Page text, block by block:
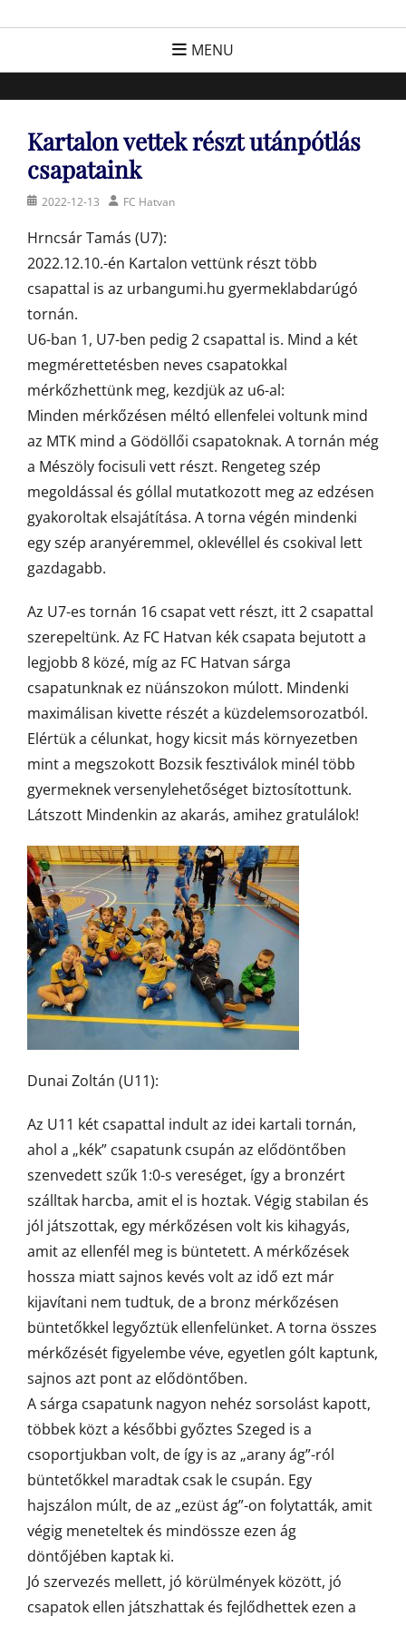
FC Hatvan
Egyesület a hatvani labdarúgásért, sportért!
MENU
Kartalon vettek részt utánpótlás
csapataink
Posted2022-12-13 AuthorFC Hatvan
Hrncsár Tamás (U7):
2022.12.10.-én Kartalon vettünk részt több
csapattal is az urbangumi.hu gyermeklabdarúgó
tornán.
U6-ban 1, U7-ben pedig 2 csapattal is. Mind a két
megmérettetésben neves csapatokkal
mérkőzhettünk meg, kezdjük az u6-al:
Minden mérkőzésen méltó ellenfelei voltunk mind
az MTK mind a Gödöllői csapatoknak. A tornán még
a Mészöly focisuli vett részt. Rengeteg szép
megoldással és góllal mutatkozott meg az edzésen
gyakoroltak elsajátítása. A torna végén mindenki
egy szép aranyéremmel, oklevéllel és csokival lett
gazdagabb.
Az U7-es tornán 16 csapat vett részt, itt 2 csapattal
szerepeltünk. Az FC Hatvan kék csapata bejutott a
legjobb 8 közé, míg az FC Hatvan sárga
csapatunknak ez nüánszokon múlott. Mindenki
maximálisan kivette részét a küzdelemsorozatból.
Elértük a célunkat, hogy kicsit más környezetben
mint a megszokott Bozsik fesztiválok minél több
gyermeknek versenylehetőséget biztosítottunk.
Látszott Mindenkin az akarás, amihez gratulálok!
Dunai Zoltán (U11):
Az U11 két csapattal indult az idei kartali tornán,
ahol a „kék” csapatunk csupán az elődöntőben
szenvedett szűk 1:0-s vereséget, így a bronzért
szálltak harcba, amit el is hoztak. Végig stabilan és
jól játszottak, egy mérkőzésen volt kis kihagyás,
amit az ellenfél meg is büntetett. A mérkőzések
hossza miatt sajnos kevés volt az idő ezt már
kijavítani nem tudtuk, de a bronz mérkőzésen
büntetőkkel legyőztük ellenfelünket. A torna összes
mérkőzését figyelembe véve, egyetlen gólt kaptunk,
sajnos azt pont az elődöntőben.
A sárga csapatunk nagyon nehéz sorsolást kapott,
többek közt a későbbi győztes Szeged is a
csoportjukban volt, de így is az „arany ág”-ról
büntetőkkel maradtak csak le csupán. Egy
hajszálon múlt, de az „ezüst ág”-on folytatták, amit
végig meneteltek és mindössze ezen ág
döntőjében kaptak ki.
Jó szervezés mellett, jó körülmények között, jó
csapatok ellen játszhattak és fejlődhettek ezen a